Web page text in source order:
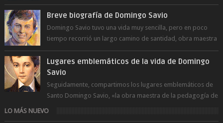
día le pide a Don Bosco...
Breve biografía de Domingo Savio
Domingo Savio tuvo una vida muy sencilla, pero en poco
tiempo recorrió un largo camino de santidad, obra maestra
del Espíritu Santo y fr...
Lugares emblemáticos de la vida de Domingo
Savio
Seguidamente, compartimos los lugares emblemáticos de
Santo Domingo Savio, «la obra maestra de la pedagogía de
Don Bosco». San Giovann...
LO MÁS NUEVO